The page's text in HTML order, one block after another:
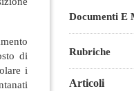
di
i
Documenti E
Rubriche
Articoli